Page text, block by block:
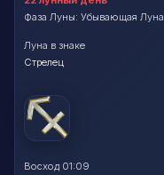
Фаза Луны: Убывающая Луна
Луна в знаке
Стрелец
Восход 01:09